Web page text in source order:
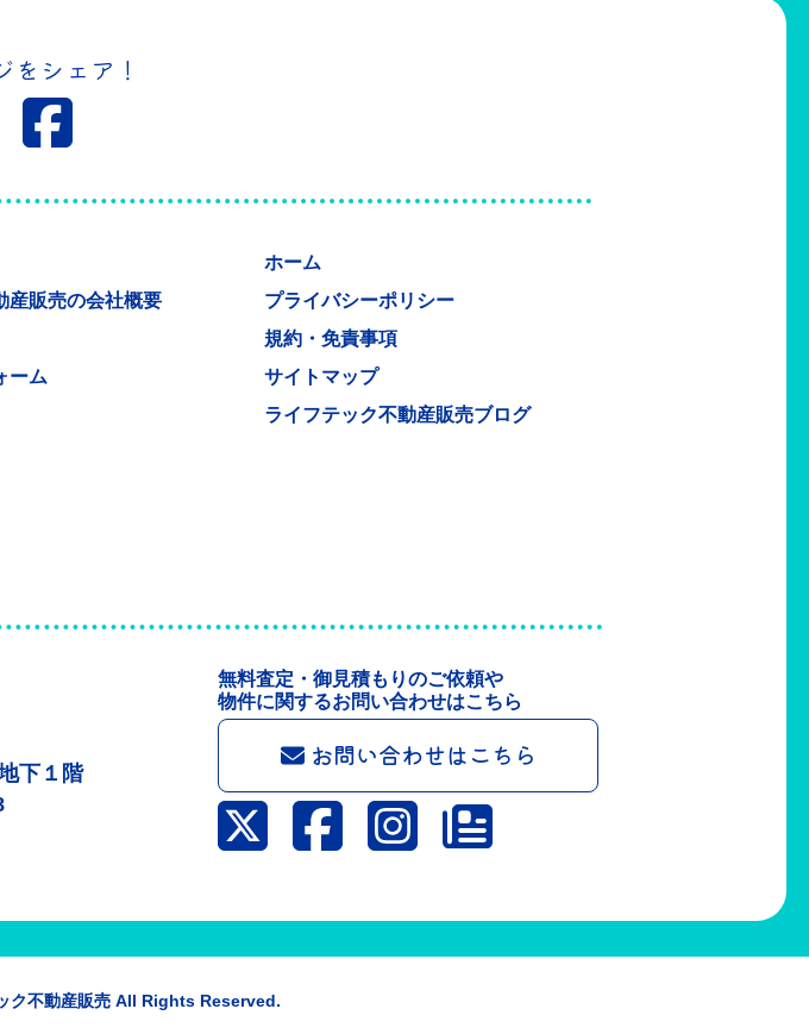
をシェア！
産販売の会社概要
ーム
ホーム
プライバシーポリシー
規約・免責事項
サイトマップ
ライフテック不動産販売ブログ
下１階
無料査定・御見積もりのご依頼や
物件に関するお問い合わせはこちら
お問い合わせはこちら
ク不動産販売 All Rights Reserved.